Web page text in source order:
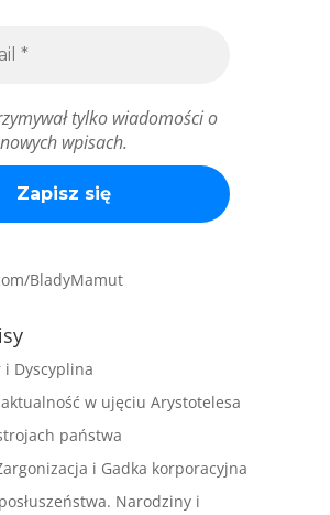
tylko wiadomości o
nowych wpisach.
BladyMamut
i Dyscyplina
w ujęciu Arystotelesa
państwa
i Gadka korporacyjna
Narodziny i